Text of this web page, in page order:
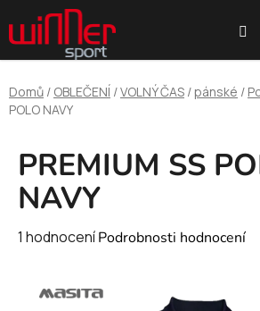
na
obsah
Domů / OBLEČENÍ /VOLNÝ ČAS /pánské /
POLO NAVY
PREMIUM SS
NAVY
Průměrné
produktu
1 hodnoceníPodrobnosti hodnocení